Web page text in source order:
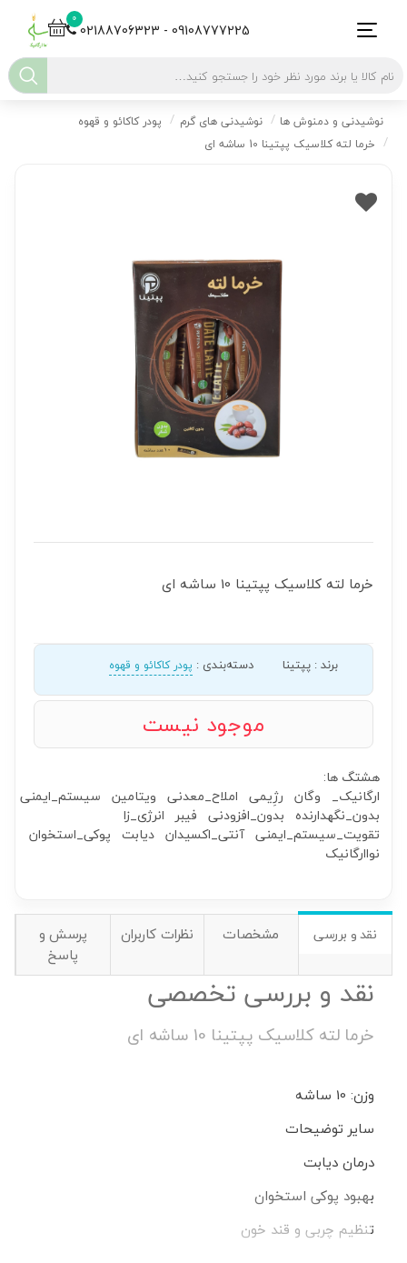
0
02188706323 - 09108777225
نوشیدنی و دمنوش ها نوشیدنی های گرم
پودر کاکائو و قهوه
خرما لته کلاسیک پپتینا 10 ساشه ای
خرما لته کلاسیک پپتینا 10 ساشه ای
برند: پپتینا دسته‌بندی : پودر کاکائو و قهوه
موجود نیست
هشتگ ها:
ارگانیک_ وگان رژِیمی املاح_معدنی ویتامین سیستم_ایمنی
بدون_نگهدارنده بدون_افزودنی فیبر انرژی_زا
تقویت_سیستم_ایمنی آنتی_اکسیدان دیابت پوکی_استخوان
نواارگانیک
نقد و بررسی مشخصات نظرات کاربران
پرسش و
پاسخ
نقد و بررسی تخصصی
خرما لته کلاسیک پپتینا 10 ساشه ای
وزن: 10 ساشه
سایر توضیحات
درمان دیابت
بهبود پوکی استخوان
تنظیم چربی و قند خون